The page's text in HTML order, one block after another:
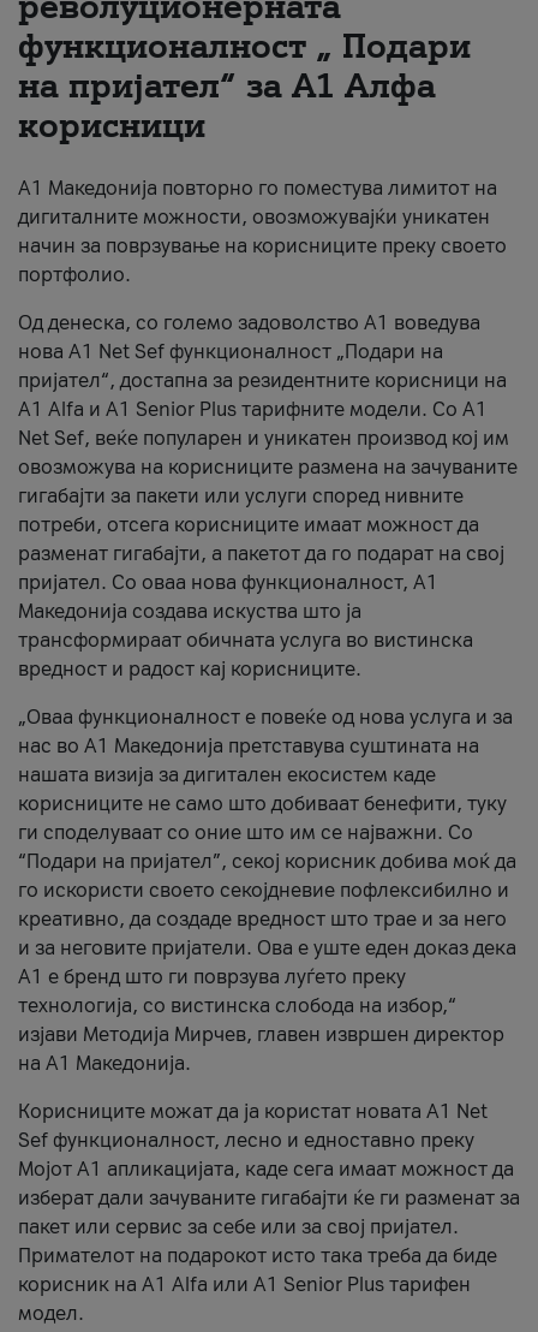
За нас
#ПодобарОнлајн
функционалност „ Подари
на пријател“ за А1 Алфа
корисници
А1 Македонија повторно го поместува лимитот на
дигиталните можности, овозможувајќи уникатен
начин за поврзување на корисниците преку своето
портфолио.
Од денеска, со големо задоволство А1 воведува
нова A1 Net Sef функционалност „Подари на
пријател“, достапна за резидентните корисници на
А1 Alfa и A1 Senior Plus тарифните модели. Со A1
Net Sef, веќе популарен и уникатен производ кој им
овозможува на корисниците размена на зачуваните
гигабајти за пакети или услуги според нивните
потреби, отсега корисниците имаат можност да
разменат гигабајти, а пакетот да го подарат на свој
пријател. Со оваа нова функционалност, А1
Македонија создава искуства што ја
трансформираат обичната услуга во вистинска
вредност и радост кај корисниците.
„Оваа функционалност е повеќе од нова услуга и за
нас во А1 Македонија претставува суштината на
нашата визија за дигитален екосистем каде
корисниците не само што добиваат бенефити, туку
ги споделуваат со оние што им се најважни. Со
“Подари на пријател”, секој корисник добива моќ да
го искористи своето секојдневие пофлексибилно и
креативно, да создаде вредност што трае и за него
и за неговите пријатели. Ова е уште еден доказ дека
А1 е бренд што ги поврзува луѓето преку
технологија, со вистинска слобода на избор,“
изјави Методија Мирчев, главен извршен директор
на А1 Македонија.
Корисниците можат да ја користат новата А1 Net
Sef функционалност, лесно и едноставно преку
Мојот А1 апликацијата, каде сега имаат можност да
изберат дали зачуваните гигабајти ќе ги разменат за
пакет или сервис за себе или за свој пријател.
Примателот на подарокот исто така треба да биде
корисник на А1 Alfa или A1 Senior Plus тарифен
модел.